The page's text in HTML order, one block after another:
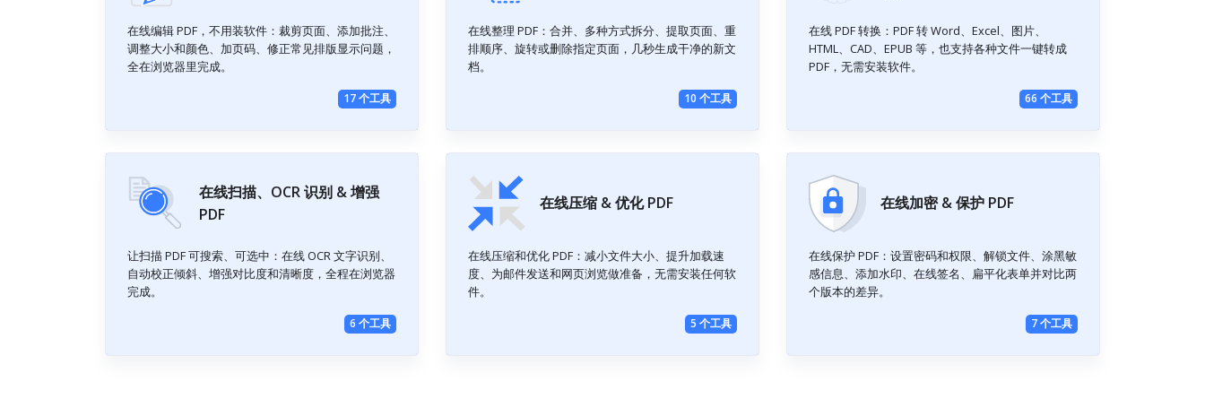
在线编辑 PDF，不用装软件：裁剪页面、添加批注、
调整大小和颜色、加页码、修正常见排版显示问题，
全在浏览器里完成。
17 个工具
在线整理 PDF：合并、多种方式拆分、提取页面、重
排顺序、旋转或删除指定页面，几秒生成干净的新文
档。
10 个工具
在线 PDF 转换：PDF 转 Word、Excel、图片、
HTML、CAD、EPUB 等，也支持各种文件一键转成
PDF，无需安装软件。
66 个工具
在线扫描、OCR 识别 & 增强
PDF
让扫描 PDF 可搜索、可选中：在线 OCR 文字识别、
自动校正倾斜、增强对比度和清晰度，全程在浏览器
完成。
6 个工具
在线压缩 & 优化 PDF
在线压缩和优化 PDF：减小文件大小、提升加载速
度、为邮件发送和网页浏览做准备，无需安装任何软
件。
5 个工具
在线加密 & 保护 PDF
在线保护 PDF：设置密码和权限、解锁文件、涂黑敏
感信息、添加水印、在线签名、扁平化表单并对比两
个版本的差异。
7 个工具